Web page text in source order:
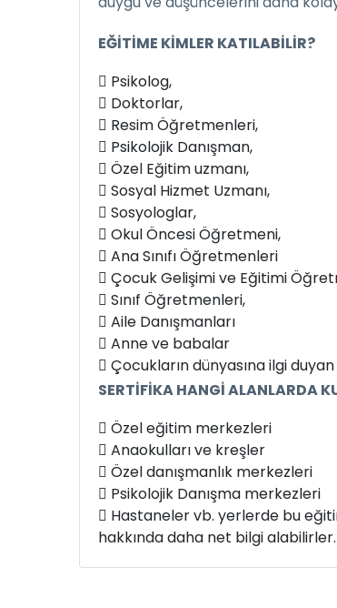
EĞİTİME KİMLER KATILABİLİR?
 Psikolog,
 Doktorlar,
 Resim Öğretmenleri,
 Psikolojik Danışman,
 Özel Eğitim uzmanı,
 Sosyal Hizmet Uzmanı,
 Sosyologlar,
 Okul Öncesi Öğretmeni,
 Ana Sınıfı Öğretmenleri
 Çocuk Gelişimi ve Eğitimi
 Sınıf Öğretmenleri,
 Aile Danışmanları
 Anne ve babalar
 Çocukların dünyasına ilgi
SERTİFİKA HANGİ ALANLARDA
 Özel eğitim merkezleri
 Anaokulları ve kreşler
 Özel danışmanlık merkezleri
 Psikolojik Danışma merkezleri
 Hastaneler vb. yerlerde bu
hakkında daha net bilgi alabilirler.